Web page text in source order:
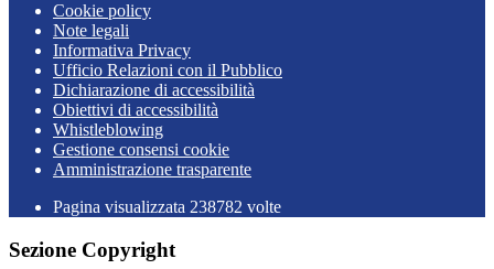
Cookie policy
Note legali
Informativa Privacy
Ufficio Relazioni con il Pubblico
Dichiarazione di accessibilità
Obiettivi di accessibilità
Whistleblowing
Gestione consensi cookie
Amministrazione trasparente
Pagina visualizzata 238782 volte
Sezione Copyright